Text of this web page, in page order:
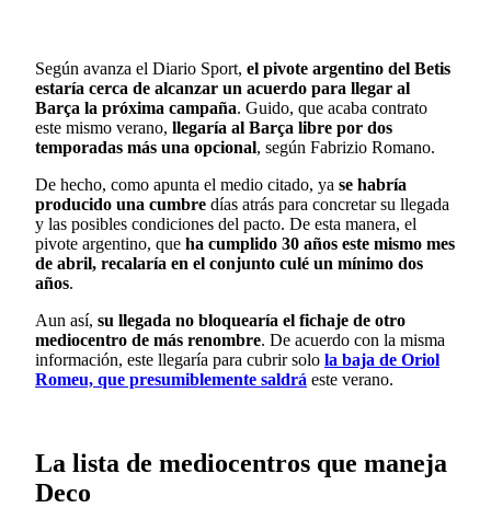
Según avanza el Diario Sport, el pivote argentino del Betis
estaría cerca de alcanzar un acuerdo para llegar al
Barça la próxima campaña. Guido, que acaba contrato
este mismo verano, llegaría al Barça libre por dos
temporadas más una opcional, según Fabrizio Romano.
De hecho, como apunta el medio citado, ya se habría
producido una cumbre días atrás para concretar su llegada
y las posibles condiciones del pacto. De esta manera, el
pivote argentino, que ha cumplido 30 años este mismo mes
de abril, recalaría en el conjunto culé un mínimo dos
años.
Aun así, su llegada no bloquearía el fichaje de otro
mediocentro de más renombre. De acuerdo con la misma
información, este llegaría para cubrir solo la baja de Oriol
Romeu, que presumiblemente saldrá este verano.
La lista de mediocentros que maneja
Deco